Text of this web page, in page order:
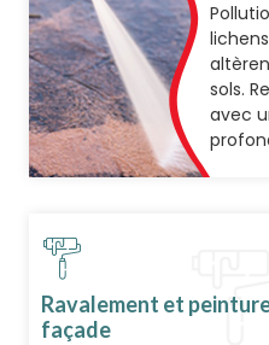
sols.
avec
Ravalement et
façade